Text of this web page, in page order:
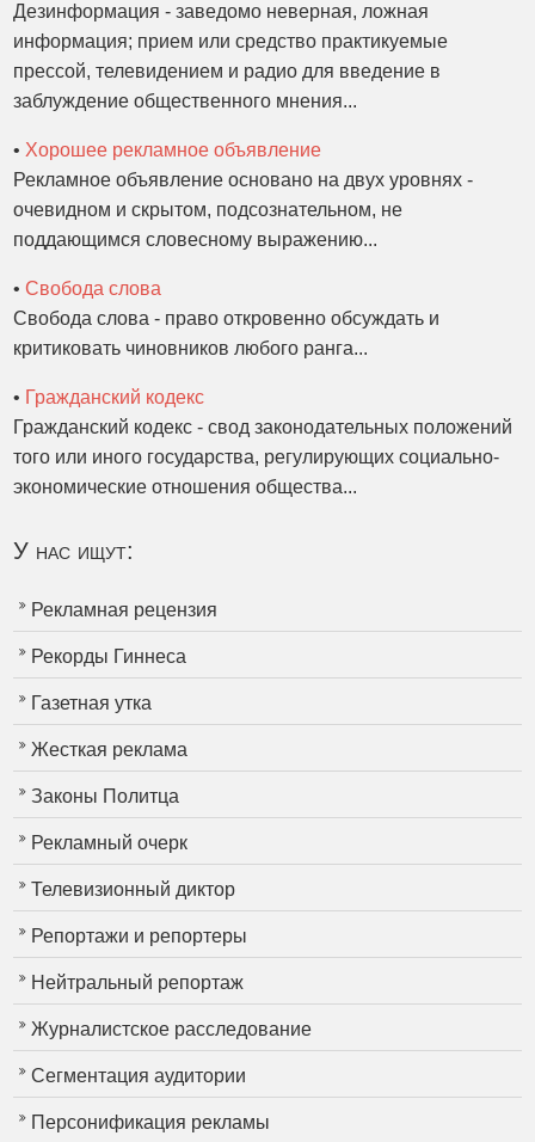
Дезинформация - заведомо неверная, ложная
информация; прием или средство практикуемые
прессой, телевидением и радио для введение в
заблуждение общественного мнения...
• Хорошее рекламное объявление
Рекламное объявление основано на двух уровнях -
очевидном и скрытом, подсознательном, не
поддающимся словесному выражению...
•Свобода слова
Свобода слова - право откровенно обсуждать и
критиковать чиновников любого ранга...
• Гражданский кодекс
Гражданский кодекс - свод законодательных положений
того или иного государства, регулирующих социально-
экономические отношения общества...
У нас ищут:
Рекламная рецензия
Рекорды Гиннеса
Газетная утка
Жесткая реклама
Законы Политца
Рекламный очерк
Телевизионный диктор
Репортажи и репортеры
Нейтральный репортаж
Журналистское расследование
Сегментация аудитории
Персонификация рекламы